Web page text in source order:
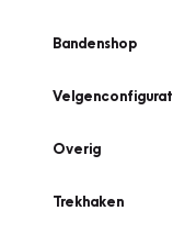
Bandenshop
Overig
Trekhaken